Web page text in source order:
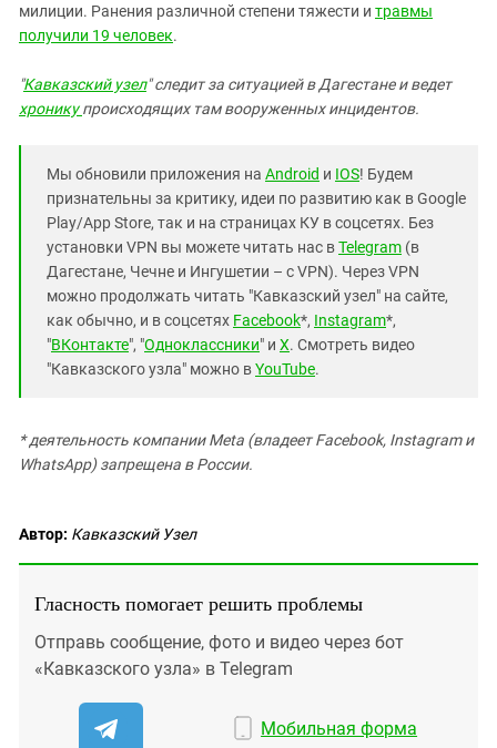
милиции. Ранения различной степени тяжести и травмы
получили 19 человек.
"Кавказский узел" следит за ситуацией в Дагестане и ведет
хроникупроисходящих там вооруженных инцидентов.
Мы обновили приложения на Android и IOS! Будем
признательны за критику, идеи по развитию как в Google
Play/App Store, так и на страницах КУ в соцсетях. Без
установки VPN вы можете читать нас вTelegram (в
Дагестане, Чечне и Ингушетии – с VPN). Через VPN
можно продолжать читать "Кавказский узел" на сайте,
как обычно, и в соцсетях Facebook*, Instagram*,
"ВКонтакте", "Одноклассники" и X. Смотреть видео
"Кавказского узла" можно вYouTube.
* деятельность компании Meta (владеет Facebook, Instagram и
WhatsApp) запрещена в России.
Автор: Кавказский Узел
Гласность помогает решить проблемы
Отправь сообщение, фото и видео через бот
«Кавказского узла» в Telegram
Мобильная форма